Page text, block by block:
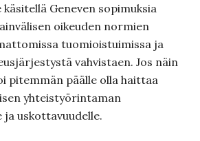
Geneven sopimuksia
oikeuden normien
tuomioistuimissa ja
vahvistaen. Jos näin
pitemmän päälle olla haittaa
yhteistyörintaman
ja uskottavuudelle.